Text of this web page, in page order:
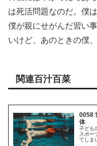
は死活問題なのだ。僕
僕が親にせがんだ習い
いけど、あのときの僕
関連百汁百菜
0058
体
子ども
スポー
てしま